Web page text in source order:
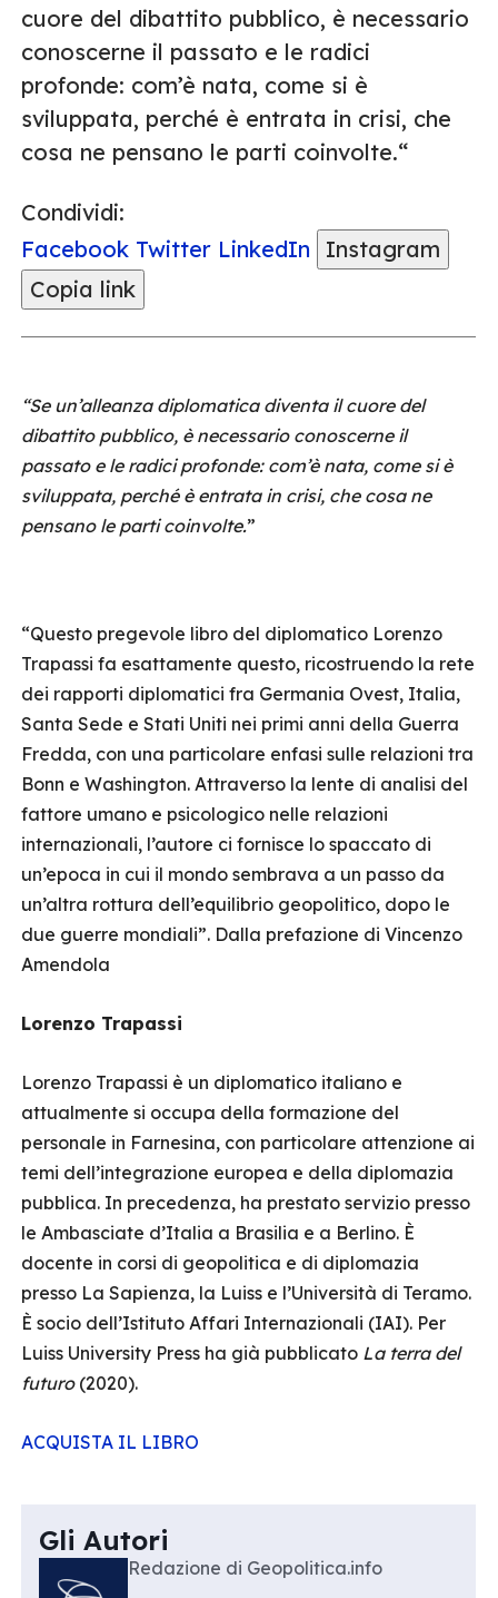
cuore del dibattito pubblico, è necessario
conoscerne il passato e le radici
profonde: com’è nata, come si è
sviluppata, perché è entrata in crisi, che
cosa ne pensano le parti coinvolte.“
Condividi:
Facebook Twitter LinkedIn
Instagram
Copia link
“Se un’alleanza diplomatica diventa il cuore del
dibattito pubblico, è necessario conoscerne il
passato e le radici profonde: com’è nata, come si è
sviluppata, perché è entrata in crisi, che cosa ne
pensano le parti coinvolte.”
“Questo pregevole libro del diplomatico Lorenzo
Trapassi fa esattamente questo, ricostruendo la rete
dei rapporti diplomatici fra Germania Ovest, Italia,
Santa Sede e Stati Uniti nei primi anni della Guerra
Fredda, con una particolare enfasi sulle relazioni tra
Bonn e Washington. Attraverso la lente di analisi del
fattore umano e psicologico nelle relazioni
internazionali, l’autore ci fornisce lo spaccato di
un’epoca in cui il mondo sembrava a un passo da
un’altra rottura dell’equilibrio geopolitico, dopo le
due guerre mondiali”. Dalla prefazione di Vincenzo
Amendola
Lorenzo Trapassi
Lorenzo Trapassi è un diplomatico italiano e
attualmente si occupa della formazione del
personale in Farnesina, con particolare attenzione ai
temi dell’integrazione europea e della diplomazia
pubblica. In precedenza, ha prestato servizio presso
le Ambasciate d’Italia a Brasilia e a Berlino. È
docente in corsi di geopolitica e di diplomazia
presso La Sapienza, la Luiss e l’Università di Teramo.
È socio dell’Istituto Affari Internazionali (IAI). Per
Luiss University Press ha già pubblicato La terra del
futuro(2020).
ACQUISTA IL LIBRO
Gli Autori
Redazione di Geopolitica.info